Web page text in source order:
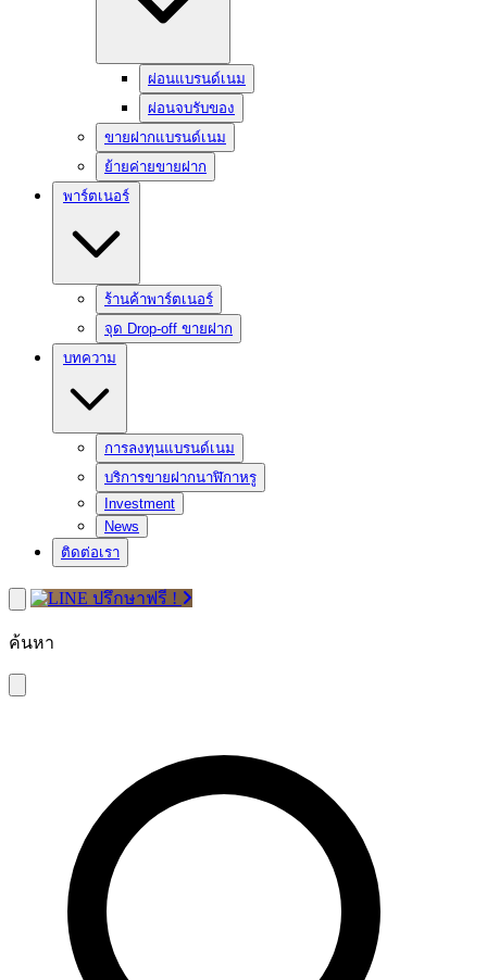
ผ่อนแบรนด์เนม
ผ่อนจบรับของ
ขายฝากแบรนด์เนม
ย้ายค่ายขายฝาก
พาร์ตเนอร์
ร้านค้าพาร์ตเนอร์
จุด Drop-off ขายฝาก
บทความ
การลงทุนแบรนด์เนม
บริการขายฝากนาฬิกาหรู
Investment
News
ติดต่อเรา
ปรึกษาฟรี !
ค้นหา